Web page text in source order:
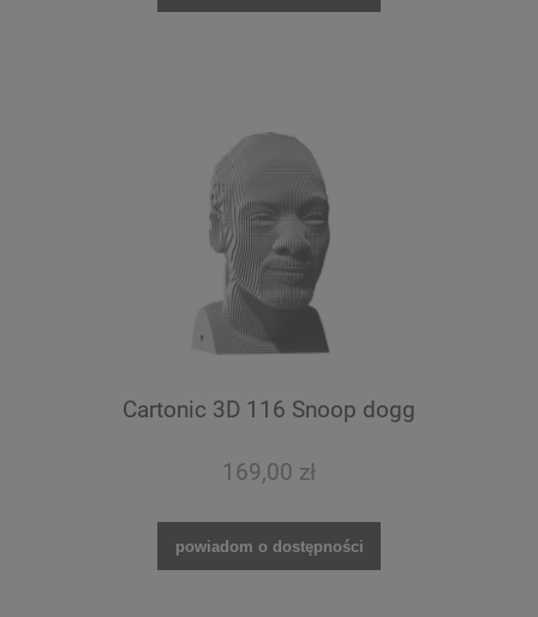
Cartonic 3D 116 Snoop dogg
169,00 zł
powiadom o dostępności